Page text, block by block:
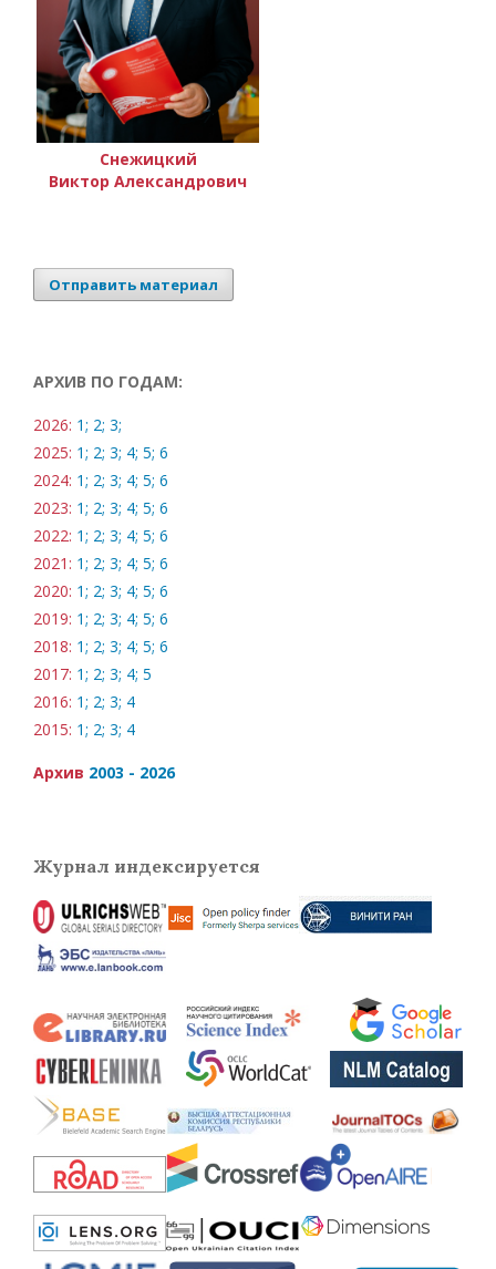
Снежицкий
Виктор Александрович
Отправить материал
АРХИВ ПО ГОДАМ:
2026: 1; 2; 3;
2025: 1; 2; 3; 4; 5; 6
2024: 1; 2; 3; 4; 5; 6
2023: 1; 2; 3; 4; 5; 6
2022: 1; 2; 3; 4; 5; 6
2021: 1; 2; 3; 4; 5; 6
2020: 1; 2; 3; 4; 5; 6
2019: 1; 2; 3; 4; 5; 6
2018: 1; 2; 3; 4; 5; 6
2017: 1; 2; 3; 4; 5
2016: 1; 2; 3; 4
2015: 1; 2; 3; 4
Архив 2003 - 2026
Журнал индексируется